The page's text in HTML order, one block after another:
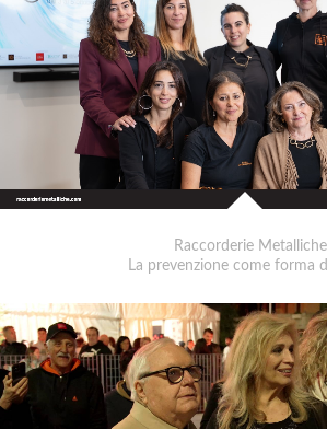
Raccorderie Metalliche
La prevenzione come forma